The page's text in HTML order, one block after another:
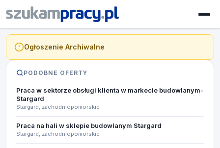
Ogłoszenie Archiwalne
PODOBNE OFERTY
Praca w sektorze obsługi klienta w markecie budowlanym-
Stargard
Stargard, zachodniopomorskie
Praca na hali w sklepie budowlanym Stargard
Stargard, zachodniopomorskie